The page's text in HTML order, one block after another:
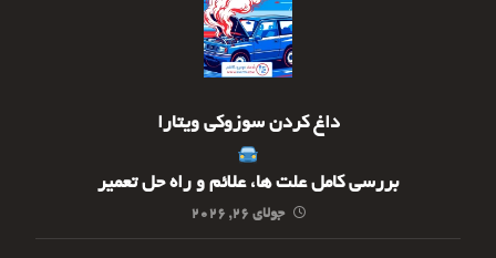
داغ کردن سوزوکی ویتارا
بررسی کامل علت ها، علائم و راه حل تعمیر
جولای ۲۶, ۲۰۲۶